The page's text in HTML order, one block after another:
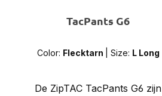
TacPants G6
Color: Flecktarn Size: L Long
De ZipTAC TacPants G6 zijn